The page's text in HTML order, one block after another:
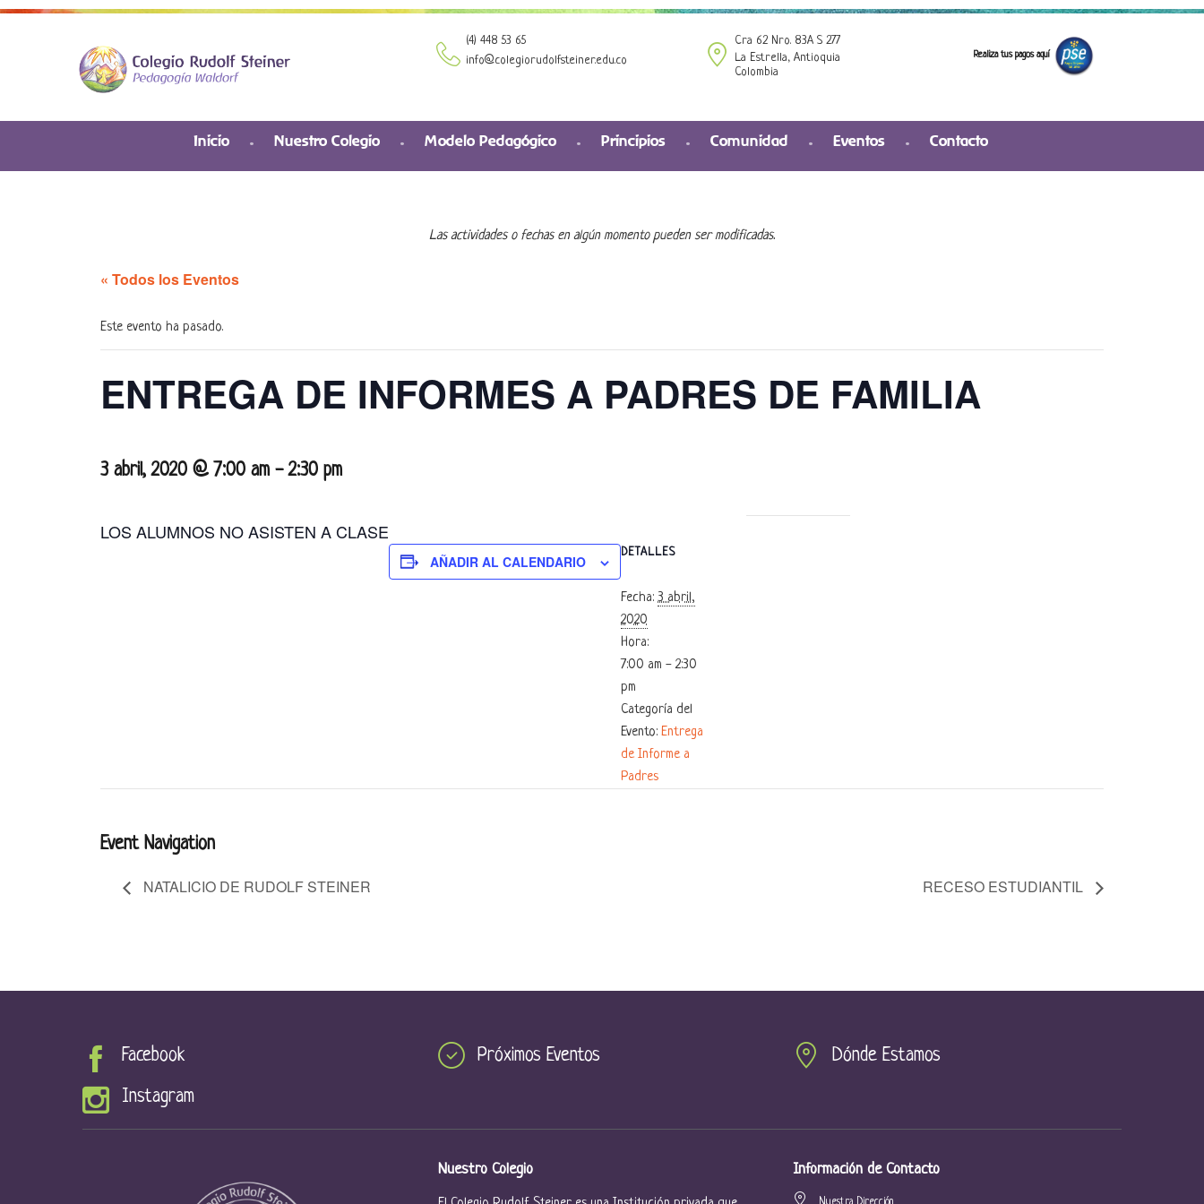
(4) 448 53 65
info@colegiorudolfsteiner.edu.co
Cra 62 Nro. 83A S 277
La Estrella, Antioquia
Colombia
Realiza tus pagos aquí
Inicio Nuestro Colegio Modelo Pedagógico Principios Comunidad Eventos Contacto
Las actividades o fechas en algún momento pueden ser modificadas.
« Todos los Eventos
Este evento ha pasado.
ENTREGA DE INFORMES A PADRES DE FAMILIA
3 abril, 2020 @ 7:00 am -2:30 pm
LOS ALUMNOS NO ASISTEN A CLASE
AÑADIR AL CALENDARIO
DETALLES
Fecha: 3 abril,
2020
Hora:
7:00 am - 2:30
pm
Categoría del
Evento: Entrega
de Informe a
Padres
Event Navigation
NATALICIO DE RUDOLF STEINER RECESO ESTUDIANTIL
Facebook
Instagram
Próximos Eventos Dónde Estamos
Nuestro Colegio Información de Contacto